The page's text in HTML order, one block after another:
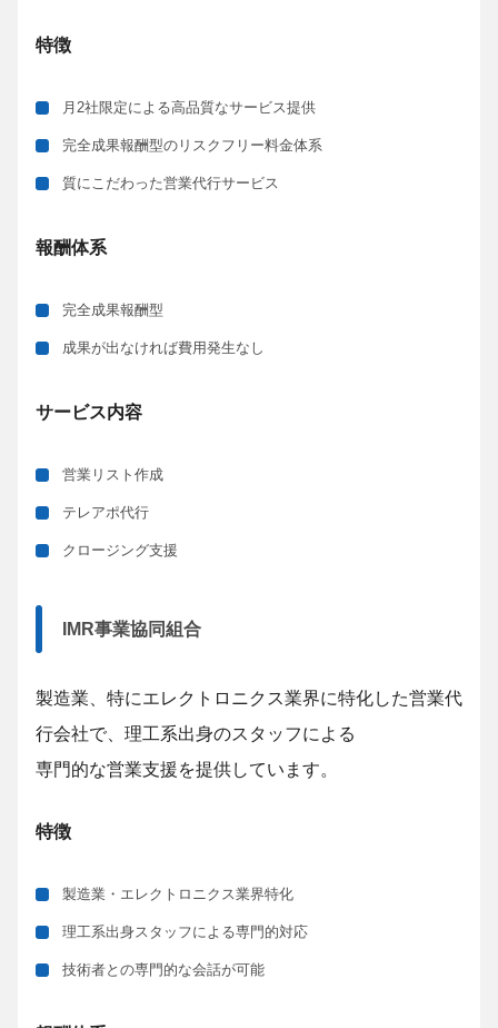
特徴
月2社限定による高品質なサービス提供
完全成果報酬型のリスクフリー料金体系
質にこだわった営業代行サービス
報酬体系
完全成果報酬型
成果が出なければ費用発生なし
サービス内容
営業リスト作成
テレアポ代行
クロージング支援
IMR事業協同組合
製造業、特にエレクトロニクス業界に特化した営業代
行会社で、理工系出身のスタッフによる
専門的な営業支援を提供しています。
特徴
製造業・エレクトロニクス業界特化
理工系出身スタッフによる専門的対応
技術者との専門的な会話が可能